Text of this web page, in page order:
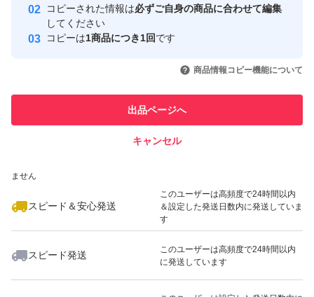
取引実績
引を完了させた実績があります
での取引実績があります
ません
スピード＆安心発送
このユーザーは高頻度で24時間以内
＆設定した発送日数内に発送していま
す
スピード発送
このユーザーは高頻度で24時間以内
に発送しています
コピーされた情報は必ずご自身の商品に合わせて編集
してください
コピーは1商品につき1回です
商品情報コピー機能について
出品ページへ
キャンセル
いいね！
580